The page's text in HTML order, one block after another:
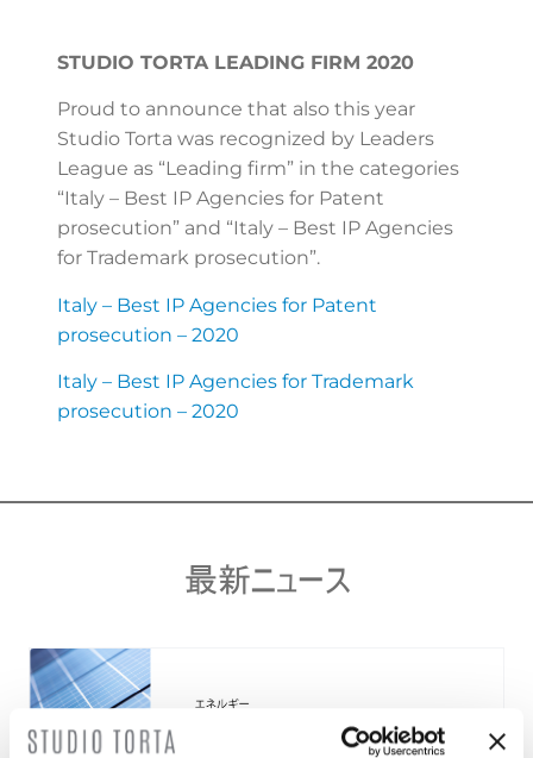
STUDIO TORTA LEADING FIRM 2020
Proud to announce that also this year
Studio Torta was recognized by Leaders
League as “Leading firm” in the categories
“Italy – Best IP Agencies for Patent
prosecution” and “Italy – Best IP Agencies
for Trademark prosecution”.
Italy – Best IP Agencies for Patent
prosecution – 2020
Italy – Best IP Agencies for Trademark
prosecution – 2020
最新ニュース